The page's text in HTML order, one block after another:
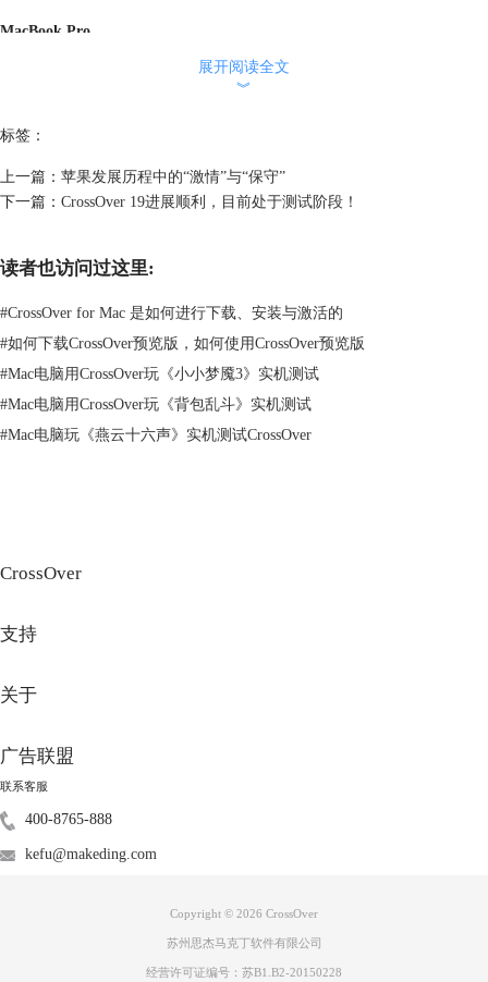
MacBook Pro
MacBook Pro是性能较好的一款便携式笔记本电脑。自从2006年发布之
后，人气一直处于高居不下的状态。高性能、便携式以及价格较优惠等特
的上班族及学生党。
图2：MacBook Pro
MacBook Air
Mac mini
Mac mini的话，仍需再单独购买一款显示屏。如果说要相比其他的苹果产
品，“小”也许是它的主要特色。
展开阅读全文
︾
标签：
上一篇： 苹果发展历程中的“激情”与“保守”
下一篇： CrossOver 19进展顺利，目前处于测试阶段！
读者也访问过这里:
#CrossOver for Mac 是如何进行下载、安装与激活的
#如何下载CrossOver预览版，如何使用CrossOver预览版
#Mac电脑用CrossOver玩《小小梦魇3》实机测试
#Mac电脑用CrossOver玩《背包乱斗》实机测试
#Mac电脑玩《燕云十六声》实机测试CrossOver
CrossOver
支持
关于
广告联盟
联系客服
400-8765-888
kefu@makeding.com
Copyright © 2026 CrossOver
苏州思杰马克丁软件有限公司
经营许可证编号：苏B1.B2-20150228